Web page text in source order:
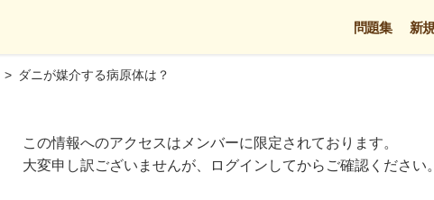
問題集 新
ダニが媒介する病原体は？
この情報へのアクセスはメンバーに限定されております。
大変申し訳ございませんが、ログインしてからご確認ください。